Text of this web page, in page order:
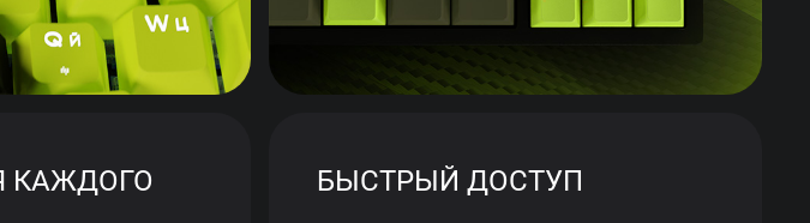
КАЖДОГО
БЫСТРЫЙ ДОСТУП